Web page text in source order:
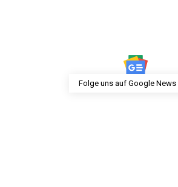
Folge uns auf Google News